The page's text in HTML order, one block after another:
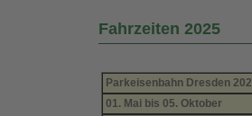
Fahrzeiten 2025
Parkeisenbahn
01. Mai bis 05. Oktober